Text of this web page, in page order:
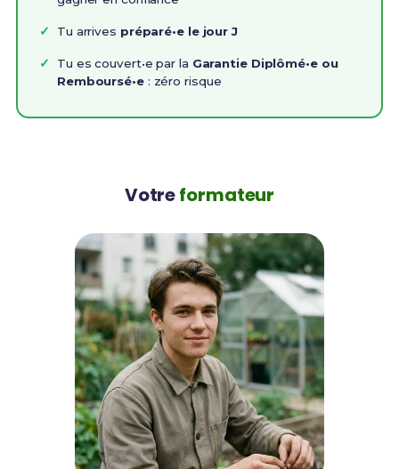
Tu arrives préparé•e le jour J
Tu es couvert•e par la Garantie Diplômé•e ou
Remboursé•e: zéro risque
Votreformateur